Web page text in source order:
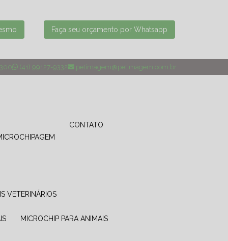
Faça seu orçamento por Whatsapp
(41) 99127-9332 petimagem@petimagem.com.br
MICROCHIPAGEM
CONTATO
VETERINÁRIOS
MICROCHIP PARA ANIMAIS